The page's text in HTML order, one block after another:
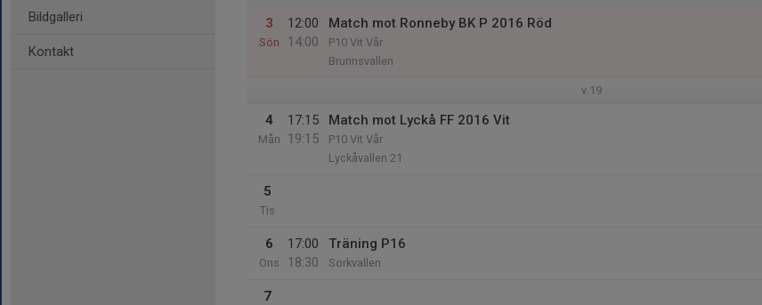
Bildgalleri
Kontakt
3
Sön
12:00
14:00
Match mot Ronneby BK P 2016 Röd
P10 Vit Vår
Brunnsvallen
v.19
4
Mån
17:15
19:15
Match mot Lyckå FF 2016 Vit
P10 Vit Vår
Lyckåvallen 21
5
Tis
6
Ons
17:00
18:30
Träning P16
Sorkvallen
7